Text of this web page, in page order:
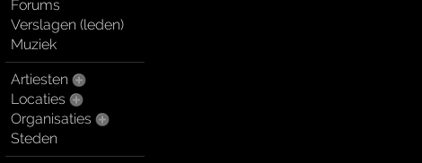
Forums
Verslagen (leden)
Muziek
Artiesten
Locaties
Organisaties
Steden